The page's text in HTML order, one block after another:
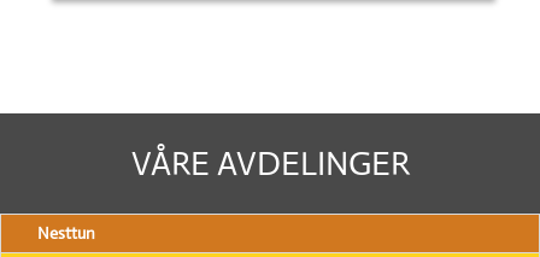
VÅRE AVDELINGER
Nesttun